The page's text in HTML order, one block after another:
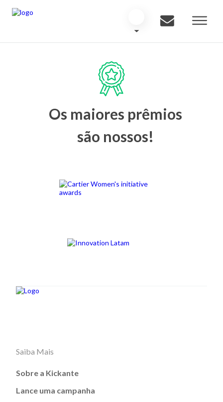
Os maiores prêmios
são nossos!
Saiba Mais
Sobre a Kickante
Lance uma campanha